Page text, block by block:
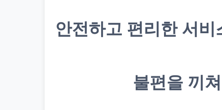
안전하고 편리한 서
불편을 끼